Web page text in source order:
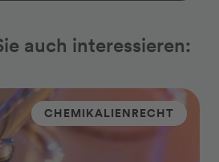
auch interessieren:
CHEMIKALIENRECHT